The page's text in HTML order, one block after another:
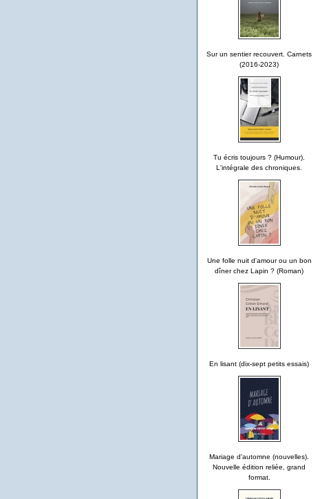
Sur un sentier recouvert. Carnets
(2016-2023)
Tu écris toujours ? (Humour).
L'intégrale des chroniques.
Une folle nuit d'amour ou un bon
dîner chez Lapin ? (Roman)
En lisant (dix-sept petits essais)
Mariage d'automne (nouvelles).
Nouvelle édition reliée, grand
format.